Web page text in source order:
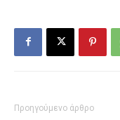
Προηγούμενο άρθρο